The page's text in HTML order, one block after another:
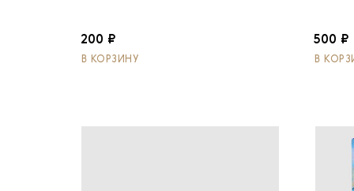
200 ₽
В КОРЗИНУ
500 ₽
В